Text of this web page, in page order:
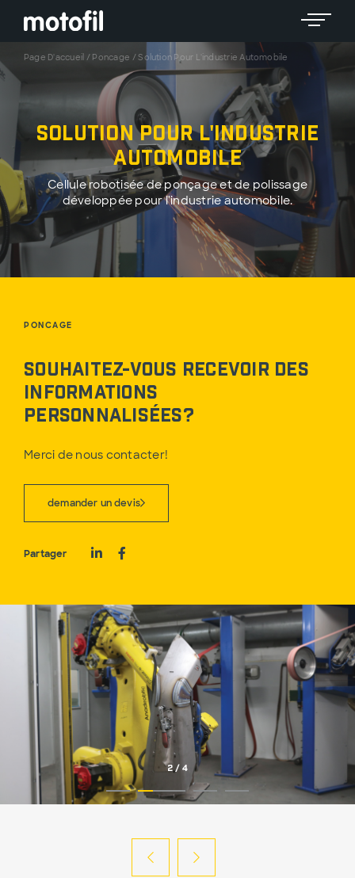
Page D'accueil / Poncage /Solution Pour L'industrie Automobile
Solution pour l'industrie
automobile
Cellule robotisée de ponçage et de polissage
développée pour l'industrie automobile.
PONCAGE
Souhaitez-vous recevoir des
informations
personnalisées?
Merci de nous contacter!
demander un devis
Partager
2 / 4